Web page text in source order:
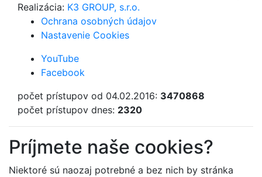
Realizácia: K3 GROUP, s.r.o.
Ochrana osobných údajov
Nastavenie Cookies
YouTube
Facebook
počet prístupov od 04.02.2016: 3470868
počet prístupov dnes: 2320
Príjmete naše cookies?
Niektoré sú naozaj potrebné a bez nich by stránka